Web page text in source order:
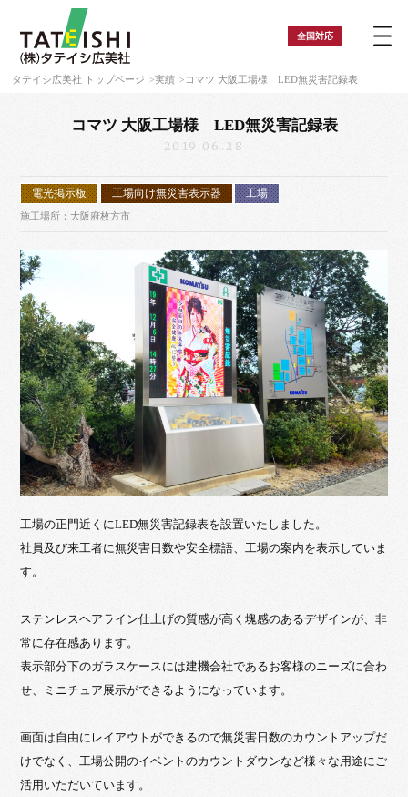
全国対応
タテイシ広美社 トップページ 実績 コマツ 大阪工場様 LED無災害記録表
コマツ 大阪工場様 LED無災害記録表
2019.06.28
電光掲示板 工場向け無災害表示器 工場
施工場所：大阪府枚方市
工場の正門近くにLED無災害記録表を設置いたしました。
社員及び来工者に無災害日数や安全標語、工場の案内を表示していま
す。
ステンレスヘアライン仕上げの質感が高く塊感のあるデザインが、非
常に存在感あります。
表示部分下のガラスケースには建機会社であるお客様のニーズに合わ
せ、ミニチュア展示ができるようになっています。
画面は自由にレイアウトができるので無災害日数のカウントアップだ
けでなく、工場公開のイベントのカウントダウンなど様々な用途にご
活用いただいています。